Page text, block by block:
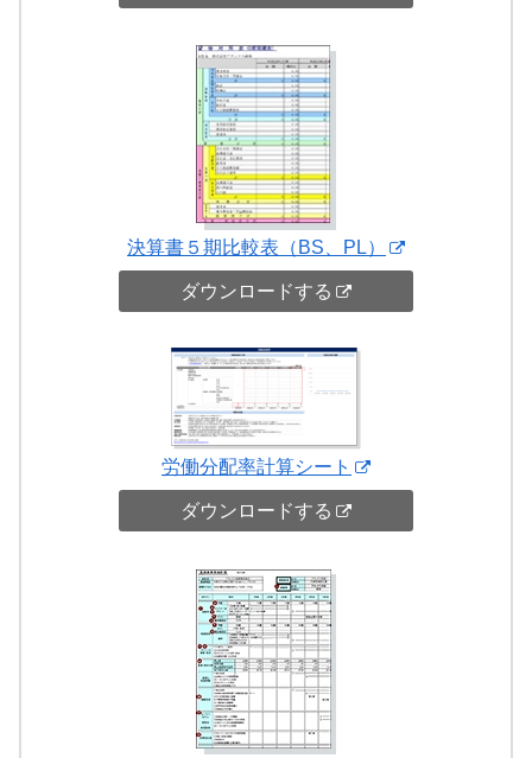
決算書５期比較表（BS、PL）
ダウンロードする
労働分配率計算シート
ダウンロードする